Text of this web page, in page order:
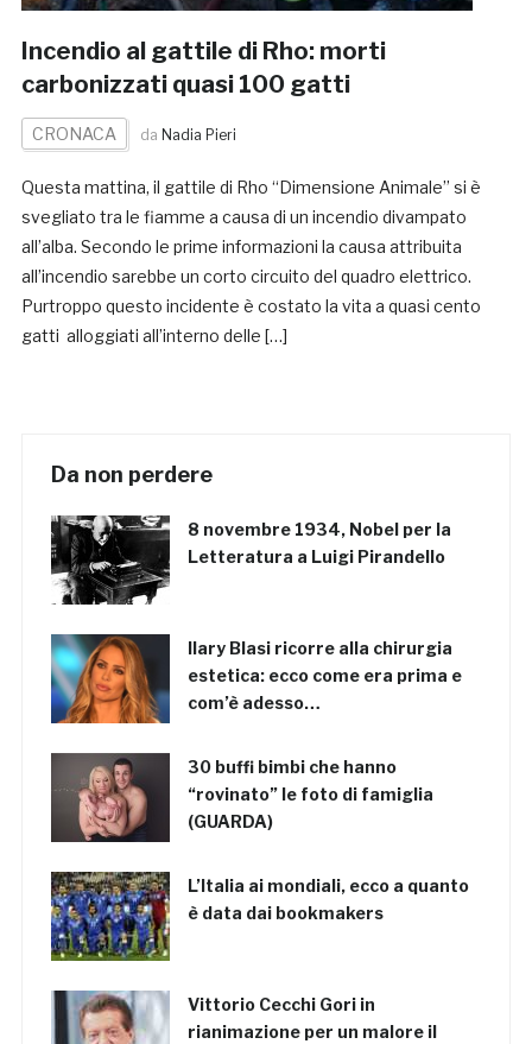
Incendio al gattile di Rho: morti
carbonizzati quasi 100 gatti
CRONACA da Nadia Pieri
Questa mattina, il gattile di Rho “Dimensione Animale” si è
svegliato tra le fiamme a causa di un incendio divampato
all’alba. Secondo le prime informazioni la causa attribuita
all’incendio sarebbe un corto circuito del quadro elettrico.
Purtroppo questo incidente è costato la vita a quasi cento
gatti alloggiati all’interno delle […]
Da non perdere
8 novembre 1934, Nobel per la
Letteratura a Luigi Pirandello
Ilary Blasi ricorre alla chirurgia
estetica: ecco come era prima e
com’è adesso…
30 buffi bimbi che hanno
“rovinato” le foto di famiglia
(GUARDA)
L’Italia ai mondiali, ecco a quanto
è data dai bookmakers
Vittorio Cecchi Gori in
rianimazione per un malore il